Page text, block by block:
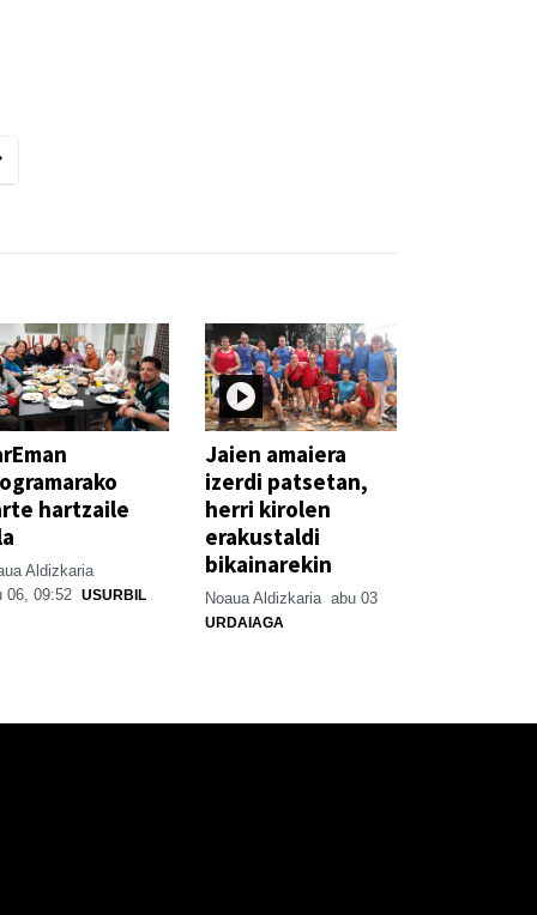
hartzaile
Aldizkaria
06, 09:52 USURBIL
Jaien amaiera
izerdi patsetan,
herri kirolen
erakustaldi
bikainarekin
Noaua Aldizkaria abu 03
URDAIAGA